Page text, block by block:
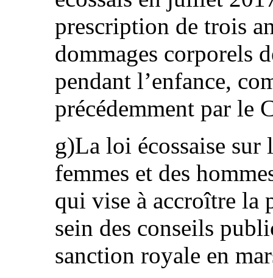
prescription de trois
dommages corporels
pendant l’enfance,
précédemment par le
g)La loi écossaise sur
femmes et des
qui vise à accroître la
sein des conseils
sanction royale en